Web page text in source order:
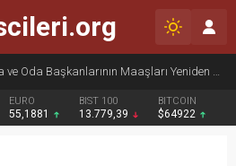
Haziran Enflasyonu Açıklandı: Ocak ve Temmuz Zam Dönemi Olan Kamu İşçilerine Yüzde 13,76 Zam Kesinleşti
EURO
55,1881
BIST 100
13.779,39
BITCOIN
$64922